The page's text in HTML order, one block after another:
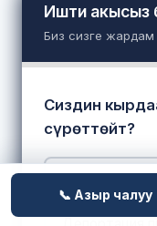
Ишти акысыз
Биз сизге жардам
Сиздин
сүрөттөйт?
ICE
📞 Азыр чалуу